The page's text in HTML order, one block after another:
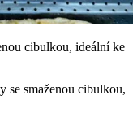
cibulkou, ideální ke
se smaženou cibulkou,